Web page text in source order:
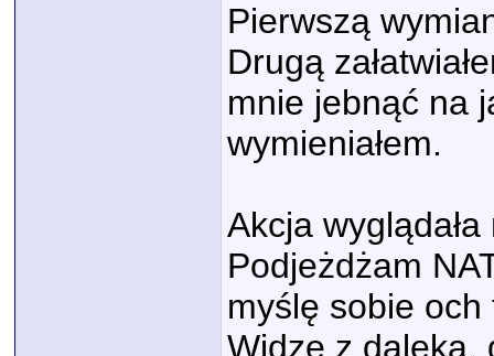
Pierwszą
Drugą
mnie jebnąć na
wymieniałem.
Akcja
Podjeżdżam
myślę sobie och
Widzę z daleka,